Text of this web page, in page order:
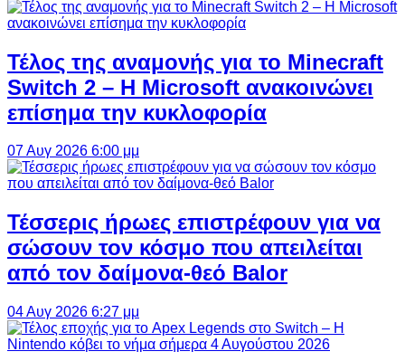
Τέλος της αναμονής για το Minecraft
Switch 2 – Η Microsoft ανακοινώνει
επίσημα την κυκλοφορία
07 Αυγ 2026 6:00 μμ
Τέσσερις ήρωες επιστρέφουν για να
σώσουν τον κόσμο που απειλείται
από τον δαίμονα-θεό Balor
04 Αυγ 2026 6:27 μμ